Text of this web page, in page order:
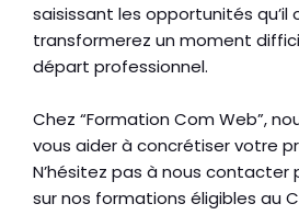
saisissant les opportunités qu’il
transformerez un moment
départ professionnel.
Chez “Formation Com Web”,
vous aider à concrétiser votre
N’hésitez pas à nous contacter
sur nos formations éligibles au